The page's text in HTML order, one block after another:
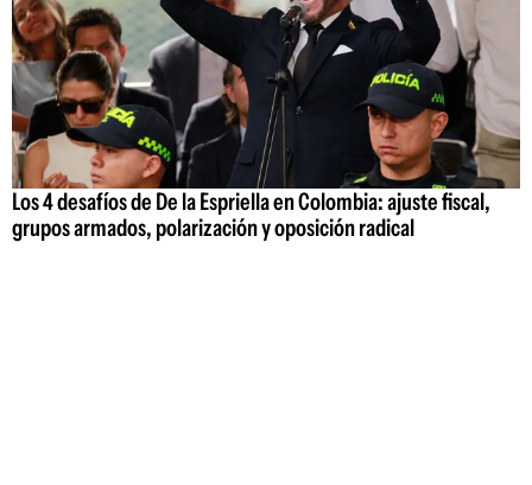
Los 4 desafíos de De la Espriella en Colombia: ajuste fiscal,
grupos armados, polarización y oposición radical